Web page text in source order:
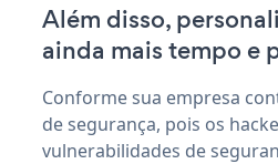
Além disso,
ainda mais tempo e
Conforme sua empresa
de segurança, pois os
vulnerabilidades de